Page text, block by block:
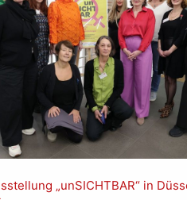
„unSICHTBAR“ in